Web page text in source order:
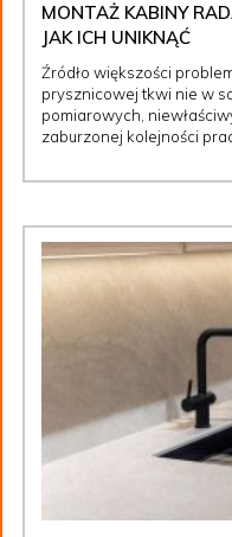
MONTAŻ KABINY
JAK ICH UNIKNĄĆ
Źródło większości
prysznicowej tkwi nie w
pomiarowych,
zaburzonej kolejności